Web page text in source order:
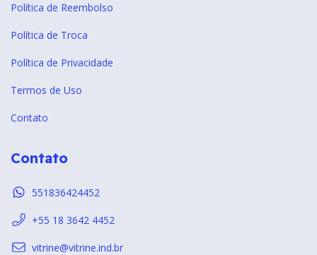
Política de Reembolso
Política de Troca
Política de Privacidade
Termos de Uso
Contato
Contato
551836424452
+55 18 3642 4452
vitrine@vitrine.ind.br